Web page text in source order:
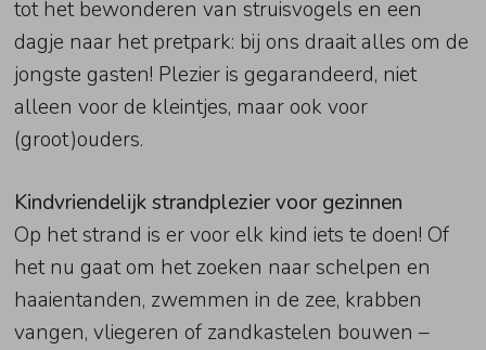
tot het bewonderen van struisvogels en een
dagje naar het pretpark: bij ons draait alles om de
jongste gasten! Plezier is gegarandeerd, niet
alleen voor de kleintjes, maar ook voor
(groot)ouders.
Kindvriendelijk strandplezier voor gezinnen
Op het strand is er voor elk kind iets te doen! Of
het nu gaat om het zoeken naar schelpen en
haaientanden, zwemmen in de zee, krabben
vangen, vliegeren of zandkastelen bouwen –